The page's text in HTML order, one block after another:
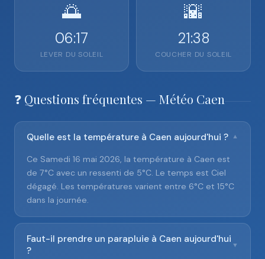
🌅
06:17
LEVER DU SOLEIL
🌇
21:38
COUCHER DU SOLEIL
❓ Questions fréquentes — Météo Caen
Quelle est la température à Caen aujourd'hui ? ▼
Ce Samedi 16 mai 2026, la température à Caen est
de 7°C avec un ressenti de 5°C. Le temps est Ciel
dégagé. Les températures varient entre 6°C et 15°C
dans la journée.
Faut-il prendre un parapluie à Caen aujourd'hui
?
▼